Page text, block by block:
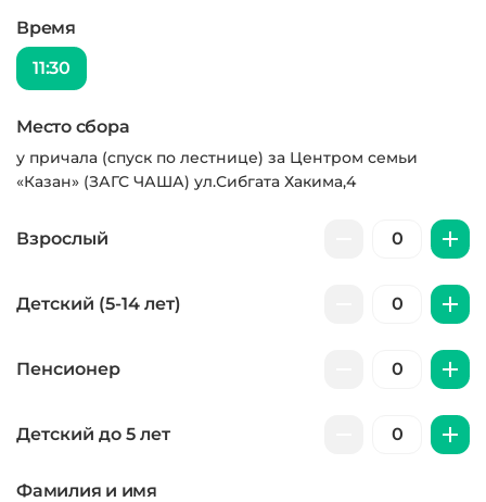
Время
11:30
Место сбора
у причала (спуск по лестнице) за Центром семьи
«Казан» (ЗАГС ЧАША) ул.Сибгата Хакима,4
Взрослый
Детский (5-14 лет)
Пенсионер
Детский до 5 лет
Фамилия и имя